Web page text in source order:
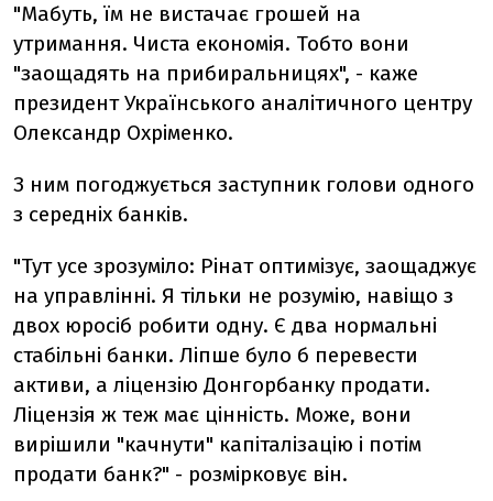
"Мабуть, їм не вистачає грошей на
утримання. Чиста економія. Тобто вони
"заощадять на прибиральницях", - каже
президент Українського аналітичного центру
Олександр Охріменко.
З ним погоджується заступник голови одного
з середніх банків.
"Тут усе зрозуміло: Рінат оптимізує, заощаджує
на управлінні. Я тільки не розумію, навіщо з
двох юросіб робити одну. Є два нормальні
стабільні банки. Ліпше було б перевести
активи, а ліцензію Донгорбанку продати.
Ліцензія ж теж має цінність. Може, вони
вирішили "качнути" капіталізацію і потім
продати банк?" - розмірковує він.